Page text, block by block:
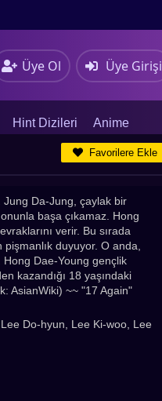
Üye Ol Üye Girişi
Hint Dizileri Anime
Favorilere Ekle
Jung Da-Jung, çaylak bir
başa çıkamaz. Hong
verir. Bu sırada
duyuyor. O anda,
Hong Dae-Young gençlik
kazandığı 18 yaşındaki
AsianWiki) ~~ "17 Again"
Dizileri (Asian Drama), Kore
Dizileri, Jdrama, BL Dizileri,
Do-hyun, Lee Ki-woo, Lee